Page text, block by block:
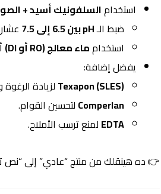
استخدامالسلفونيك أسيد +
ضبط الـpH بين 6.5 إلى 7.5
استخدامماء معالج (RO أو DI)
يفضل إضافة:
Texapon (SLES) لزيادة
Comperlan لتحسين القوام.
EDTA لمنع ترسب الأملاح.
👉 ده هينقلك من منتج “عادي” إلى “نص